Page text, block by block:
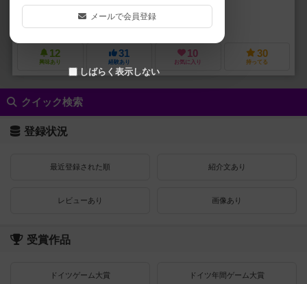
未登録
ツクバゲームズ（TsukubaGames）
12
興味あり
31
経験あり
10
お気に入り
30
持ってる
クイック検索
登録状況
最近登録された順 紹介文あり
レビューあり 画像あり
受賞作品
ドイツゲーム大賞 ドイツ年間ゲーム大賞
メールで会員登録
しばらく表示しない